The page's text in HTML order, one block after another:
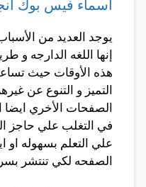
اسماء فيس بوك
يوجد العديد من
إنها اللغه الدارجه و
هذه الأوقات حيث
التميز و التنوع عن
الصفحات الأخري ايضا
في التغلب علي حاجز
علي التعلم بسهوله او
الصفحه لكي تنتشر